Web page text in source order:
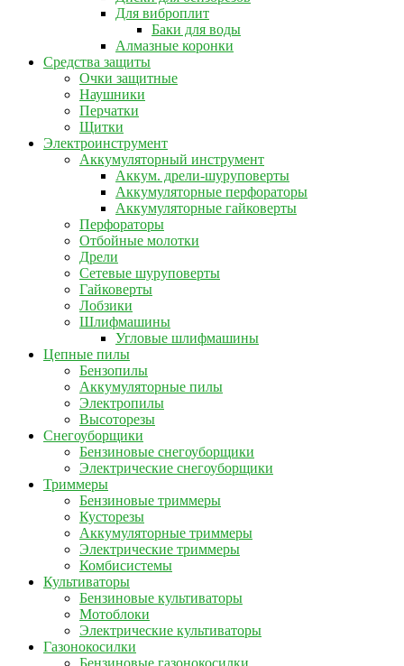
Для виброплит
Баки для воды
Алмазные коронки
Средства защиты
Очки защитные
Наушники
Перчатки
Щитки
Электроинструмент
Аккумуляторный инструмент
Аккум. дрели-шуруповерты
Аккумуляторные перфораторы
Аккумуляторные гайковерты
Перфораторы
Отбойные молотки
Дрели
Сетевые шуруповерты
Гайковерты
Лобзики
Шлифмашины
Угловые шлифмашины
Цепные пилы
Бензопилы
Аккумуляторные пилы
Электропилы
Высоторезы
Снегоуборщики
Бензиновые снегоуборщики
Электрические снегоуборщики
Триммеры
Бензиновые триммеры
Кусторезы
Аккумуляторные триммеры
Электрические триммеры
Комбисистемы
Культиваторы
Бензиновые культиваторы
Мотоблоки
Электрические культиваторы
Газонокосилки